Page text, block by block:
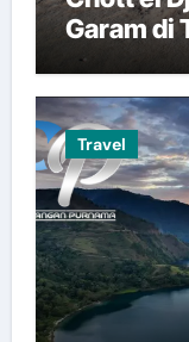
Garam di
Travel